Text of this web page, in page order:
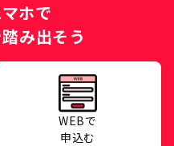
ホで
み出そう
WEBで
申込む